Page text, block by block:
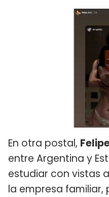
En otra postal,
entre Argentina y
estudiar con vistas
la empresa